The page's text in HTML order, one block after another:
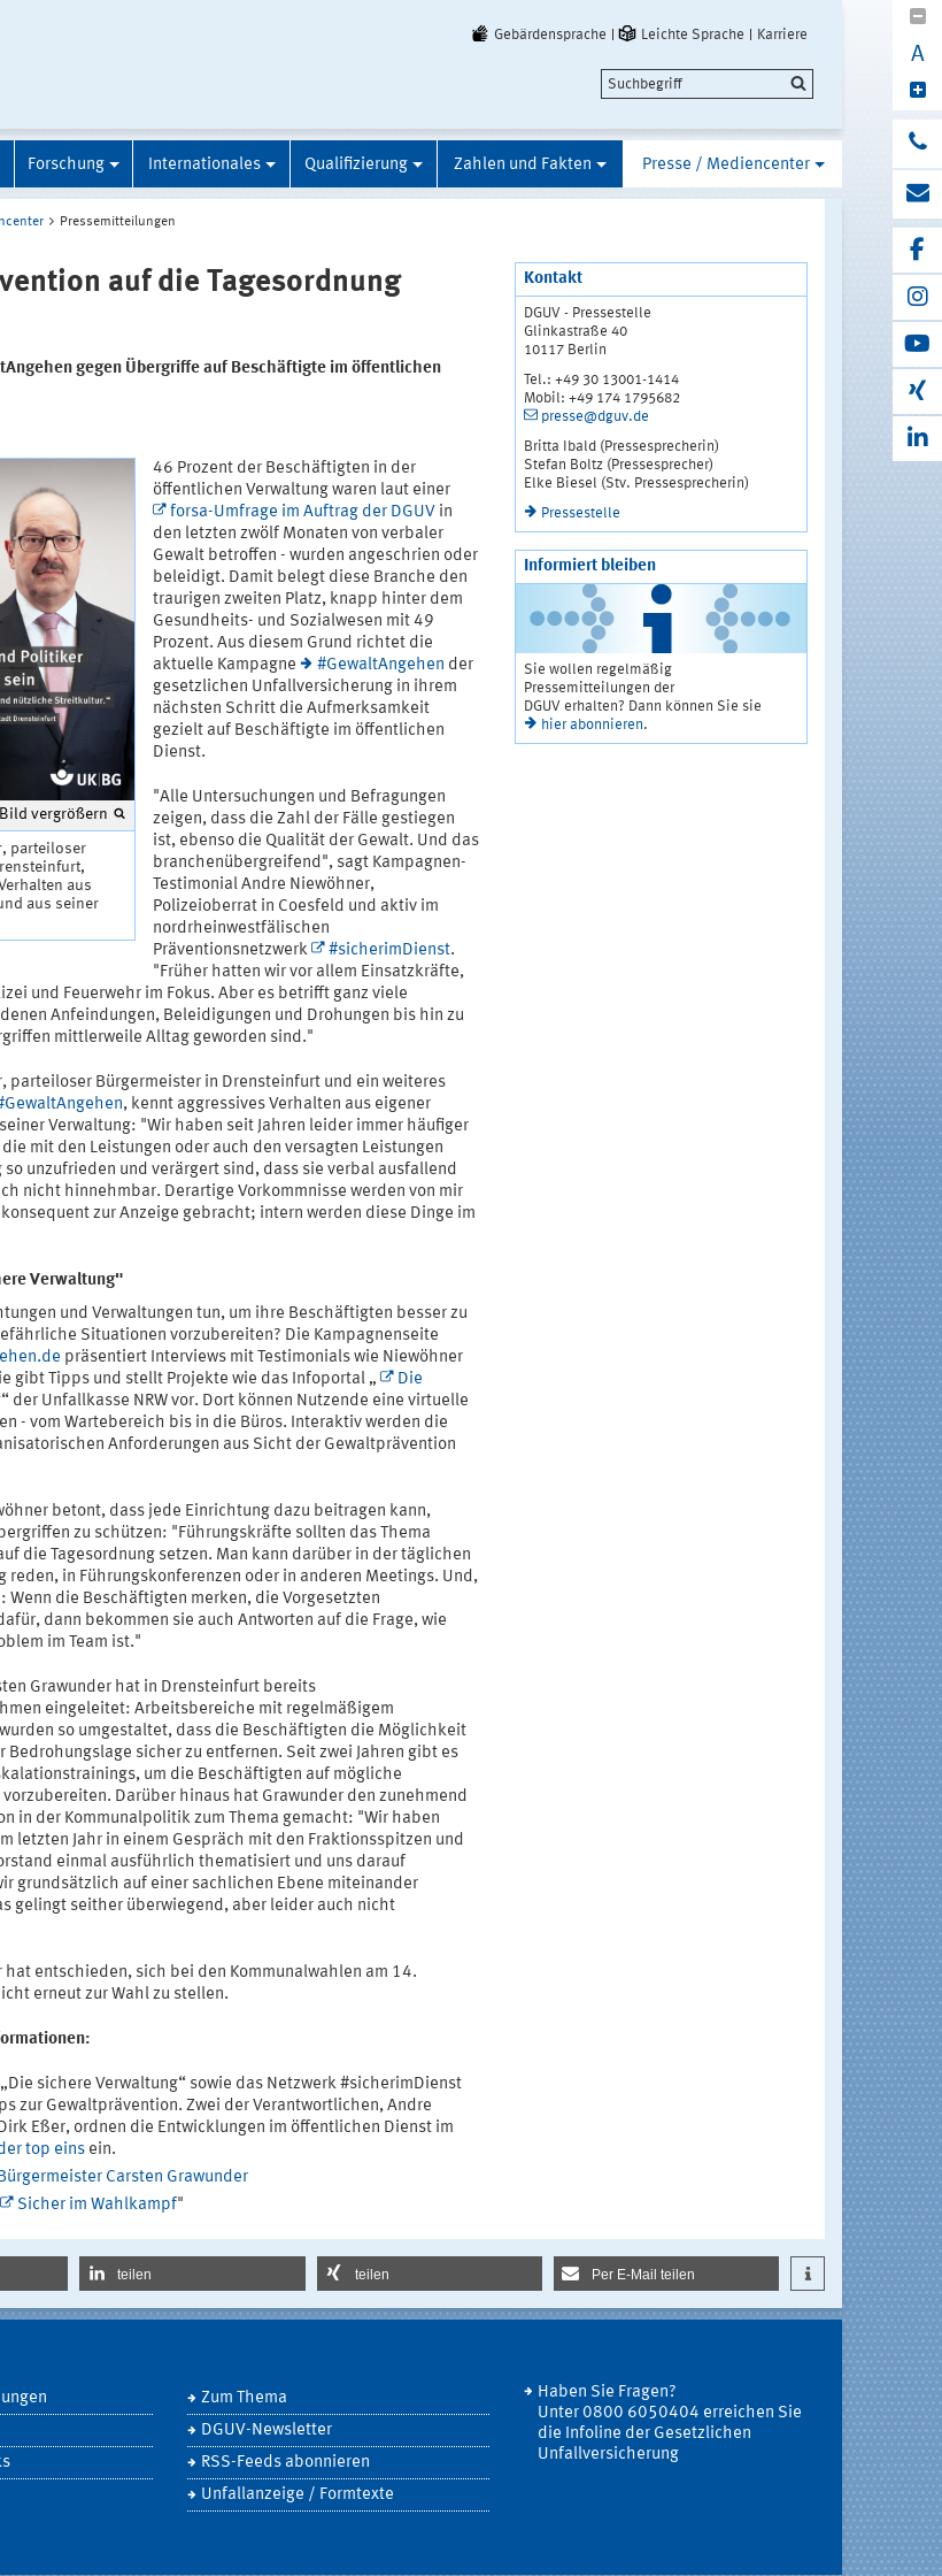
Gebärdensprache Leichte Sprache Karriere
A
Forschung Internationales Qualifizierung Zahlen und Fakten Presse / Mediencenter
Pressemitteilungen
auf die Tagesordnung
gegen Übergriffe auf Beschäftigte im öffentlichen
Bild vergrößern
parteiloser
aus
aus seiner
46 Prozent der Beschäftigten in der
öffentlichen Verwaltung waren laut einer
forsa-Umfrage im Auftrag der DGUV in
den letzten zwölf Monaten von verbaler
Gewalt betroffen - wurden angeschrien oder
beleidigt. Damit belegt diese Branche den
traurigen zweiten Platz, knapp hinter dem
Gesundheits- und Sozialwesen mit 49
Prozent. Aus diesem Grund richtet die
aktuelle Kampagne
#GewaltAngehen der
gesetzlichen Unfallversicherung in ihrem
nächsten Schritt die Aufmerksamkeit
gezielt auf Beschäftigte im öffentlichen
Dienst.
"Alle Untersuchungen und Befragungen
zeigen, dass die Zahl der Fälle gestiegen
ist, ebenso die Qualität der Gewalt. Und das
branchenübergreifend", sagt Kampagnen-
Testimonial Andre Niewöhner,
Polizeioberrat in Coesfeld und aktiv im
nordrheinwestfälischen
Präventionsnetzwerk
#sicherimDienst.
"Früher hatten wir vor allem Einsatzkräfte,
und Feuerwehr im Fokus. Aber es betrifft ganz viele
Anfeindungen, Beleidigungen und Drohungen bis hin zu
mittlerweile Alltag geworden sind."
parteiloser Bürgermeister in Drensteinfurt und ein weiteres
, kennt aggressives Verhalten aus eigener
Verwaltung: "Wir haben seit Jahren leider immer häufiger
mit den Leistungen oder auch den versagten Leistungen
so unzufrieden und verärgert sind, dass sie verbal ausfallend
nicht hinnehmbar. Derartige Vorkommnisse werden von mir
zur Anzeige gebracht; intern werden diese Dinge im
Verwaltung"
und Verwaltungen tun, um ihre Beschäftigten besser zu
Situationen vorzubereiten? Die Kampagnenseite
präsentiert Interviews mit Testimonials wie Niewöhner
gibt Tipps und stellt Projekte wie das Infoportal „
Die
“ der Unfallkasse NRW vor. Dort können Nutzende eine virtuelle
- vom Wartebereich bis in die Büros. Interaktiv werden die
Anforderungen aus Sicht der Gewaltprävention
betont, dass jede Einrichtung dazu beitragen kann,
zu schützen: "Führungskräfte sollten das Thema
die Tagesordnung setzen. Man kann darüber in der täglichen
reden, in Führungskonferenzen oder in anderen Meetings. Und,
Wenn die Beschäftigten merken, die Vorgesetzten
dann bekommen sie auch Antworten auf die Frage, wie
im Team ist."
Grawunder hat in Drensteinfurt bereits
eingeleitet: Arbeitsbereiche mit regelmäßigem
so umgestaltet, dass die Beschäftigten die Möglichkeit
Bedrohungslage sicher zu entfernen. Seit zwei Jahren gibt es
um die Beschäftigten auf mögliche
Darüber hinaus hat Grawunder den zunehmend
in der Kommunalpolitik zum Thema gemacht: "Wir haben
letzten Jahr in einem Gespräch mit den Fraktionsspitzen und
einmal ausführlich thematisiert und uns darauf
grundsätzlich auf einer sachlichen Ebene miteinander
gelingt seither überwiegend, aber leider auch nicht
hat entschieden, sich bei den Kommunalwahlen am 14.
erneut zur Wahl zu stellen.
sichere Verwaltung“ sowie das Netzwerk #sicherimDienst
zur Gewaltprävention. Zwei der Verantwortlichen, Andre
Eßer, ordnen die Entwicklungen im öffentlichen Dienst im
top einsein.
Carsten Grawunder
Sicher im Wahlkampf"
Kontakt
DGUV - Pressestelle
Glinkastraße 40
10117 Berlin
Tel.: +49 30 13001-1414
Mobil: +49 174 1795682
presse@dguv.de
Britta Ibald (Pressesprecherin)
Stefan Boltz (Pressesprecher)
Elke Biesel (Stv. Pressesprecherin)
Pressestelle
Informiert bleiben
Sie wollen regelmäßig
Pressemitteilungen der
DGUV erhalten? Dann können Sie sie
hier abonnieren.
teilen teilen Per E-Mail teilen
Zum Thema
DGUV-Newsletter
RSS-Feeds abonnieren
Unfallanzeige / Formtexte
Haben Sie Fragen?
Unter 0800 6050404 erreichen Sie
die Infoline der Gesetzlichen
Unfallversicherung